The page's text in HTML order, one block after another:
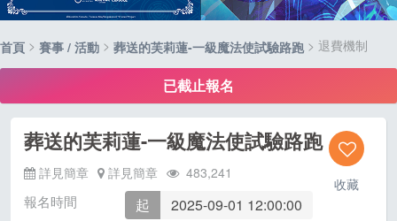
首頁 > 賽事 / 活動 > 葬送的芙莉蓮-一級魔法使試驗路跑 > 退費機制
已截止報名
收藏
葬送的芙莉蓮-一級魔法使試驗路跑
詳見簡章 詳見簡章 483,241
報名時間 起
2025-09-01 12:00:00